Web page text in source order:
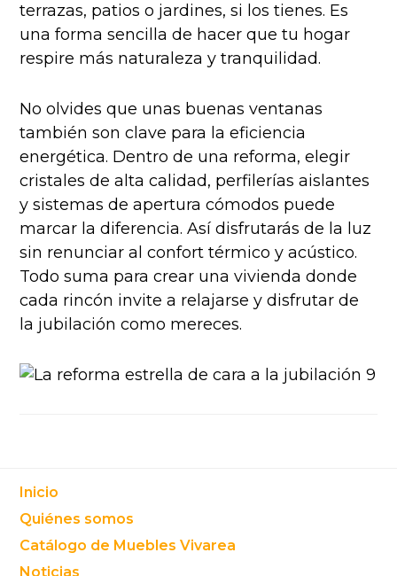
terrazas, patios o jardines, si los tienes. Es
una forma sencilla de hacer que tu hogar
respire más naturaleza y tranquilidad.
No olvides que unas buenas ventanas
también son clave para la eficiencia
energética. Dentro de una reforma, elegir
cristales de alta calidad, perfilerías aislantes
y sistemas de apertura cómodos puede
marcar la diferencia. Así disfrutarás de la luz
sin renunciar al confort térmico y acústico.
Todo suma para crear una vivienda donde
cada rincón invite a relajarse y disfrutar de
la jubilación como mereces.
Footer
Inicio
Quiénes somos
Catálogo de Muebles Vivarea
Noticias